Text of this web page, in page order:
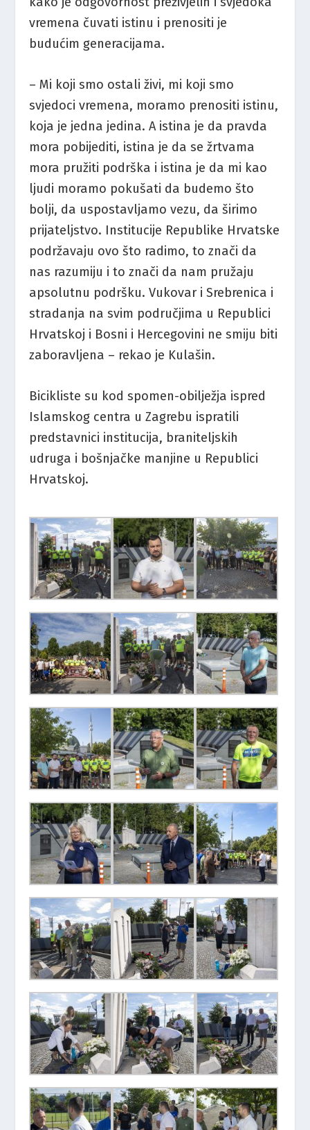
vremena čuvati istinu i prenositi je
budućim generacijama.
– Mi koji smo ostali živi, mi koji smo
svjedoci vremena, moramo prenositi istinu,
koja je jedna jedina. A istina je da pravda
mora pobijediti, istina je da se žrtvama
mora pružiti podrška i istina je da mi kao
ljudi moramo pokušati da budemo što
bolji, da uspostavljamo vezu, da širimo
prijateljstvo. Institucije Republike Hrvatske
podržavaju ovo što radimo, to znači da
nas razumiju i to znači da nam pružaju
apsolutnu podršku. Vukovar i Srebrenica i
stradanja na svim područjima u Republici
Hrvatskoj i Bosni i Hercegovini ne smiju biti
zaboravljena – rekao je Kulašin.
Bicikliste su kod spomen-obilježja ispred
Islamskog centra u Zagrebu ispratili
predstavnici institucija, braniteljskih
udruga i bošnjačke manjine u Republici
Hrvatskoj.